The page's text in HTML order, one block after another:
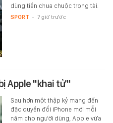
dùng tiền chua chuộc trọng tài.
SPORT - 7 giờ trước
Apple "khai tử"
Sau hơn một thập kỷ mang đến
đặc quyền đổi iPhone mới mỗi
năm cho người dùng, Apple vừa